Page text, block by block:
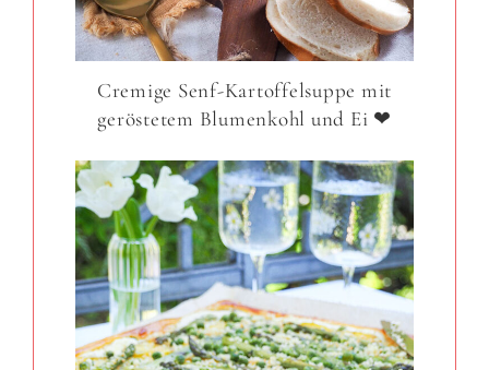
Cremige Senf-Kartoffelsuppe mit
geröstetem Blumenkohl und Ei ❤